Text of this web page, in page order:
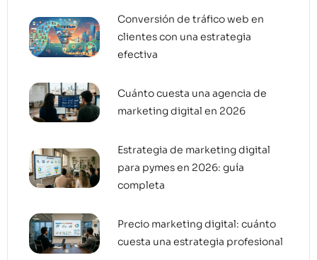
Conversión de tráfico web en
clientes con una estrategia
efectiva
Cuánto cuesta una agencia de
marketing digital en 2026
Estrategia de marketing digital
para pymes en 2026: guía
completa
Precio marketing digital: cuánto
cuesta una estrategia profesional